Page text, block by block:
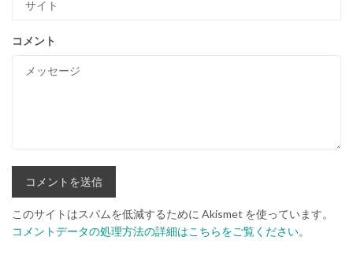
コメント
このサイトはスパムを低減するために Akismet を使っています。
コメントデータの処理方法の詳細はこちらをご覧ください。